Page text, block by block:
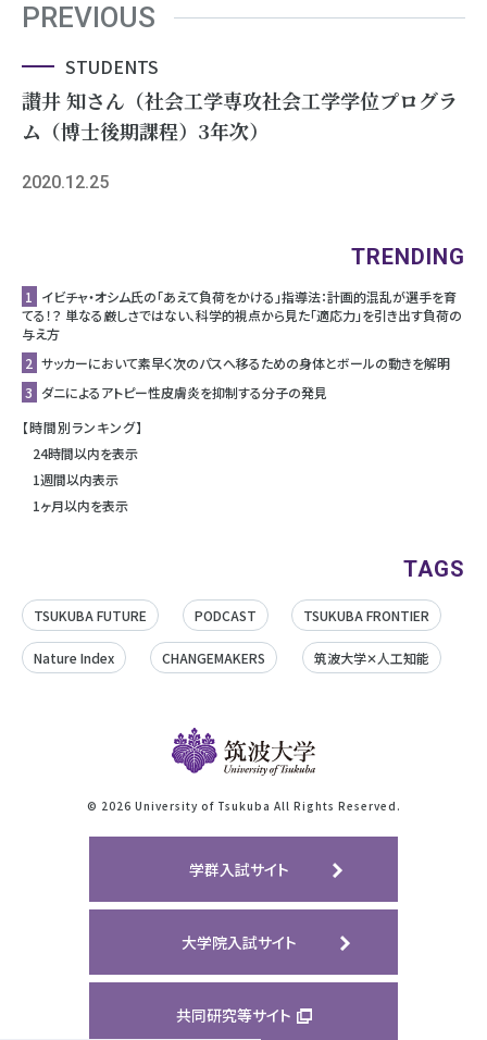
PREVIOUS
STUDENTS
讃井 知さん（社会工学専攻社会工学学位プログラ
ム（博士後期課程）3年次）
2020.12.25
TRENDING
1 イビチャ・オシム氏の「あえて負荷をかける」指導法：計画的混乱が選手を育
てる！？ 単なる厳しさではない、科学的視点から見た「適応力」を引き出す負荷の
与え方
2 サッカーにおいて素早く次のパスへ移るための身体とボールの動きを解明
3 ダニによるアトピー性皮膚炎を抑制する分子の発見
【時間別ランキング】
24時間以内を表示
1週間以内表示
1ヶ月以内を表示
TAGS
TSUKUBA FUTURE PODCAST TSUKUBA FRONTIER
Nature Index CHANGEMAKERS 筑波大学✕人工知能
© 2026 University of Tsukuba All Rights Reserved.
学群入試サイト
大学院入試サイト
共同研究等サイト